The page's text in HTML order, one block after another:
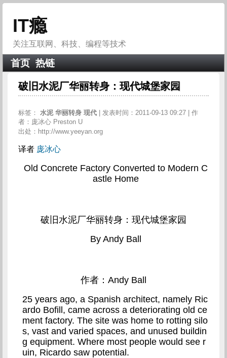
IT瘾
关注互联网、科技、编程等技术
首页 热链
破旧水泥厂华丽转身：现代城堡家园
标签： 水泥 华丽转身 现代
| 发表时间：2011-09-13 09:27 | 作
者：庞冰心 Preston U
出处：http://www.yeeyan.org
译者 庞冰心
Old Concrete Factory Converted to Modern C
astle Home
破旧水泥厂华丽转身：现代城堡家园
By Andy Ball
作者：Andy Ball
25 years ago, a Spanish architect, namely Ric
ardo Bofill, came across a deteriorating old ce
ment factory. The site was home to rotting silo
s, vast and varied spaces, and unused buildin
g equipment. Where most people would see r
uin, Ricardo saw potential.